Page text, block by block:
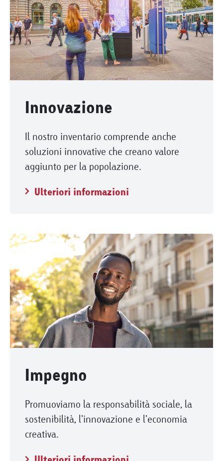
Innovazione
Il nostro inventario comprende anche
soluzioni innovative che creano valore
aggiunto per la popolazione.
Ulteriori informazioni
Impegno
Promuoviamo la responsabilità sociale, la
sostenibilità, l'innovazione e l'economia
creativa.